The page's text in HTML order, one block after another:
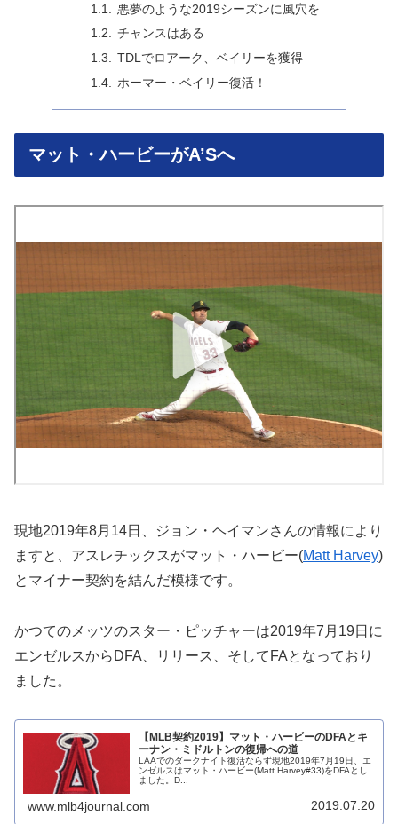
悪夢のような2019シーズンに風穴を
チャンスはある
TDLでロアーク、ベイリーを獲得
ホーマー・ベイリー復活！
マット・ハービーがA’Sへ
現地2019年8月14日、ジョン・ヘイマンさんの情報により
ますと、アスレチックスがマット・ハービー(Matt Harvey)
とマイナー契約を結んだ模様です。
かつてのメッツのスター・ピッチャーは2019年7月19日に
エンゼルスからDFA、リリース、そしてFAとなっており
ました。
【MLB契約2019】マット・ハービーのDFAとキ
ーナン・ミドルトンの復帰への道
LAAでのダークナイト復活ならず現地2019年7月19日、エ
ンゼルスはマット・ハービー(Matt Harvey#33)をDFAとし
ました。D...
www.mlb4journal.com 2019.07.20